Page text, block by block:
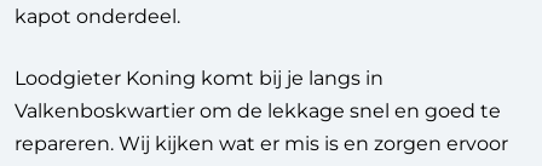
kapot onderdeel.
Loodgieter Koning komt bij je langs in
Valkenboskwartier om de lekkage snel en goed te
repareren. Wij kijken wat er mis is en zorgen ervoor